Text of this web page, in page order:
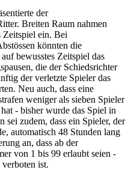
der
Breiten Raum nahmen
Zeitspiel ein. Bei
könnten die
bewusstes Zeitspiel das
die der Schiedsrichter
der verletzte Spieler das
Neu auch, dass eine
weniger als sieben Spieler
- bisher wurde das Spiel in
sei zudem, dass ein Spieler, der
automatisch 48 Stunden lang
an, dass ab der
von 1 bis 99 erlaubt seien -
ist.